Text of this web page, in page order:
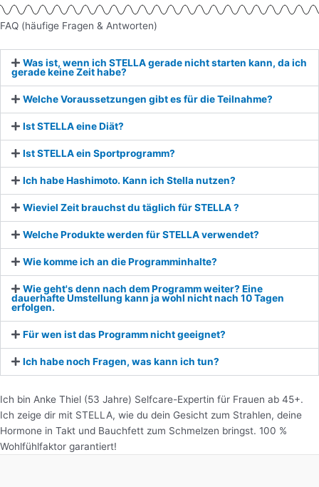
FAQ (häufige Fragen & Antworten)
Was ist, wenn ich STELLA gerade nicht starten kann, da ich
gerade keine Zeit habe?
Welche Voraussetzungen gibt es für die Teilnahme?
Ist STELLA eine Diät?
Ist STELLA ein Sportprogramm?
Ich habe Hashimoto. Kann ich Stella nutzen?
Wieviel Zeit brauchst du täglich für STELLA ?
Welche Produkte werden für STELLA verwendet?
Wie komme ich an die Programminhalte?
Wie geht's denn nach dem Programm weiter? Eine
dauerhafte Umstellung kann ja wohl nicht nach 10 Tagen
erfolgen.
Für wen ist das Programm nicht geeignet?
Ich habe noch Fragen, was kann ich tun?
Ich bin Anke Thiel (53 Jahre) Selfcare-Expertin für Frauen ab 45+.
Ich zeige dir mit STELLA, wie du dein Gesicht zum Strahlen, deine
Hormone in Takt und Bauchfett zum Schmelzen bringst. 100 %
Wohlfühlfaktor garantiert!